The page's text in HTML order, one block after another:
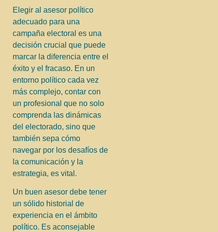
Elegir al asesor político
adecuado para una
campaña electoral es una
decisión crucial que puede
marcar la diferencia entre el
éxito y el fracaso. En un
entorno político cada vez
más complejo, contar con
un profesional que no solo
comprenda las dinámicas
del electorado, sino que
también sepa cómo
navegar por los desafíos de
la comunicación y la
estrategia, es vital.
Un buen asesor debe tener
un sólido historial de
experiencia en el ámbito
político. Es aconsejable